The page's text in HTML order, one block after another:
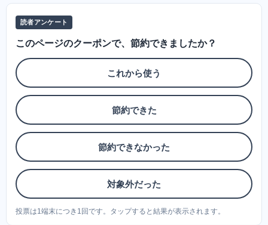
読者アンケート
このページのクーポンで、節約できましたか？
これから使う
節約できた
節約できなかった
対象外だった
投票は1端末につき1回です。タップすると結果が表示されます。